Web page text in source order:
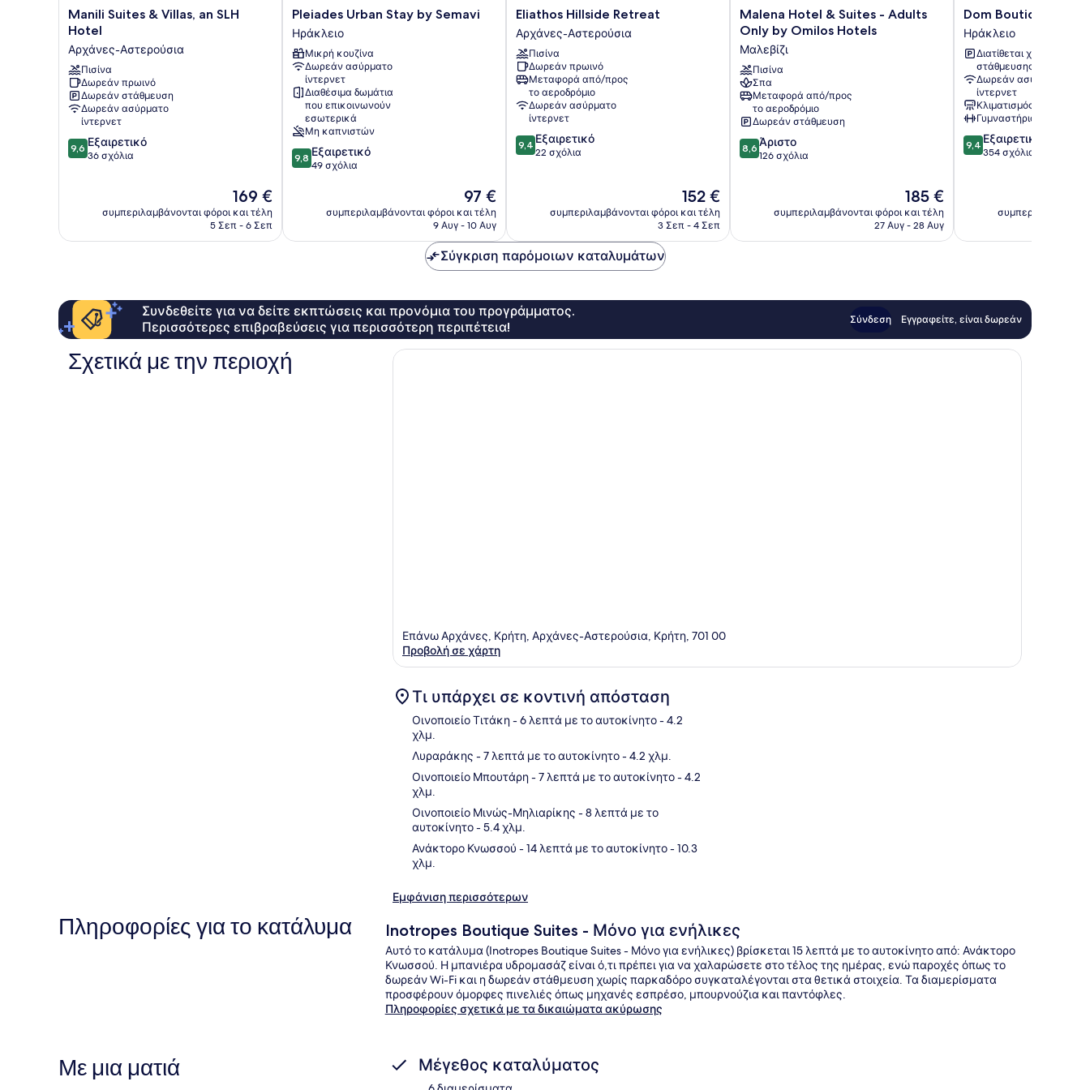
Manili
Suites
&
Villas,
an
SLH
Hotel
Αρχάνες-
Αστερούσια
Manili Suites & Villas, an SLH
Hotel
Αρχάνες-Αστερούσια
Πισίνα
Δωρεάν πρωινό
Δωρεάν στάθμευση
Δωρεάν ασύρματο
ίντερνετ
9.6
στα
σχόλια
9,6 Εξαιρετικό
36 σχόλια
Η
τιμή
είναι
169 €
συμπεριλαμβάνονται φόροι και τέλη
5 Σεπ - 6 Σεπ
Pleiades
Urban
Stay
by
Semavi
Ηράκλειο
Pleiades Urban Stay by Semavi
Ηράκλειο
Μικρή κουζίνα
Δωρεάν ασύρματο
ίντερνετ
Διαθέσιμα δωμάτια
που επικοινωνούν
εσωτερικά
Μη καπνιστών
9.8
στα
9,8 Εξαιρετικό
49 σχόλια
Η
τιμή
είναι
97 €
συμπεριλαμβάνονται φόροι και τέλη
9 Αυγ - 10 Αυγ
Eliathos
Hillside
Retreat
Αρχάνες-
Αστερούσια
Eliathos Hillside Retreat
Αρχάνες-Αστερούσια
Πισίνα
Δωρεάν πρωινό
Μεταφορά από/προς
το αεροδρόμιο
Δωρεάν ασύρματο
ίντερνετ
9.4
στα
σχόλια
9,4 Εξαιρετικό
22 σχόλια
Η
τιμή
είναι
152 €
συμπεριλαμβάνονται φόροι και τέλη
3 Σεπ - 4 Σεπ
Malena
Hotel
&
Suites
-
Adults
Only
by
Omilos
Hotels
Μαλεβίζι
Malena Hotel & Suites - Adults
Only by Omilos Hotels
Μαλεβίζι
Πισίνα
Σπα
Μεταφορά από/προς
το αεροδρόμιο
Δωρεάν στάθμευση
8.6
στα
σχόλια
8,6 Άριστο
126 σχόλια
Η
τιμή
είναι
185 €
συμπεριλαμβάνονται φόροι και τέλη
27 Αυγ - 28 Αυγ
Dom
Boutique
Hotel
Ηράκλειο
Dom Boutique Hotel
Ηράκλειο
Διατίθεται χώρος
στάθμευσης
Δωρεάν ασύρματο
ίντερνετ
Κλιματισμός
Γυμναστήριο
9.4
στα
σχόλια
9,4 Εξαιρετικό
354 σχόλια
Σύγκριση παρόμοιων καταλυμάτων
Συνδεθείτε για να δείτε εκπτώσεις και προνόμια του προγράμματος.
Περισσότερες επιβραβεύσεις για περισσότερη περιπέτεια!
Σύνδεση Εγγραφείτε, είναι δωρεάν
Σχετικά με την περιοχή
Επάνω Αρχάνες, Κρήτη, Αρχάνες-Αστερούσια, Κρήτη, 701 00
Προβολή σε χάρτη
Τι υπάρχει σε κοντινή απόσταση
Οινοποιείο Τιτάκη- 6 λεπτά με το αυτοκίνητο- 4.2
χλμ.
Λυραράκης - 7 λεπτά με το αυτοκίνητο- 4.2 χλμ.
Οινοποιείο Μπουτάρη- 7 λεπτά με το αυτοκίνητο- 4.2
χλμ.
Οινοποιείο Μινώς-Μηλιαρίκης - 8 λεπτά με το
αυτοκίνητο- 5.4 χλμ.
Ανάκτορο Κνωσσού - 14 λεπτά με το αυτοκίνητο- 10.3
χλμ.
Εμφάνιση περισσότερων
Πληροφορίες για το κατάλυμα Inotropes Boutique Suites - Μόνο για ενήλικες
Αυτό το κατάλυμα (Inotropes Boutique Suites - Μόνο για ενήλικες) βρίσκεται 15 λεπτά με το αυτοκίνητο από: Ανάκτορο
Κνωσσού. Η μπανιέρα υδρομασάζ είναι ό,τι πρέπει για να χαλαρώσετε στο τέλος της ημέρας, ενώ παροχές όπως το
δωρεάν Wi-Fi και η δωρεάν στάθμευση χωρίς παρκαδόρο συγκαταλέγονται στα θετικά στοιχεία. Τα διαμερίσματα
προσφέρουν όμορφες πινελιές όπως μηχανές εσπρέσο, μπουρνούζια και παντόφλες.
Πληροφορίες σχετικά με τα δικαιώματα ακύρωσης
Με μια ματιά Μέγεθος καταλύματος